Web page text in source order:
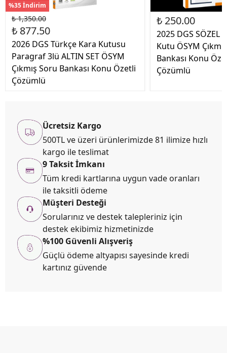
%35 İndirim
₺ 1,350.00
₺ 877.50
2026 DGS Türkçe Kara Kutusu
Paragraf 3lü ALTIN SET ÖSYM
Çıkmış Soru Bankası Konu Özetli
Çözümlü
₺ 250.00
2025 DGS SÖZEL
Kutu ÖSYM
Bankası Konu
Çözümlü
Ücretsiz Kargo
500TL ve üzeri ürünlerimizde 81 ilimize hızlı
kargo ile teslimat
9 Taksit İmkanı
Tüm kredi kartlarına uygun vade oranları
ile taksitli ödeme
Müşteri Desteği
Sorularınız ve destek talepleriniz için
destek ekibimiz hizmetinizde
%100 Güvenli Alışveriş
Güçlü ödeme altyapısı sayesinde kredi
kartınız güvende